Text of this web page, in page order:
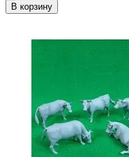
В корзину